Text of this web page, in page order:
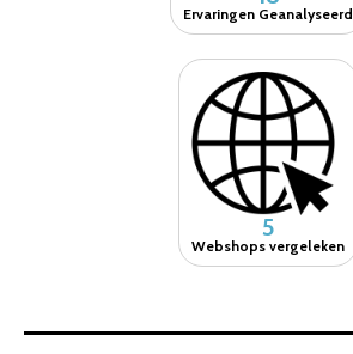
Ervaringen Geanalyseerd
5
Webshops vergeleken